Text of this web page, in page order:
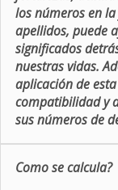
los números en
apellidos, puede
significados
nuestras vidas.
aplicación de
compatibilidad y
sus números de
Como se calcula?